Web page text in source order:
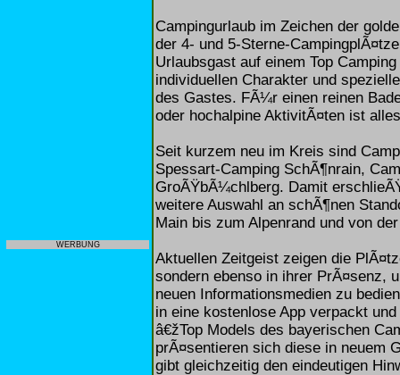
WERBUNG
Campingurlaub im Zeichen der
der 4- und 5-Sterne-
Urlaubsgast auf einem Top
individuellen Charakter und
des Gastes. FÃ¼r einen reinen
oder hochalpine AktivitÃ¤ten ist
Seit kurzem neu im Kreis sind
Spessart-Camping SchÃ¶nrain,
GroÃŸbÃ¼chlberg. Damit
weitere Auswahl an schÃ¶nen
Main bis zum Alpenrand und von
Aktuellen Zeitgeist zeigen die
sondern ebenso in ihrer PrÃ¤senz,
neuen Informationsmedien zu
in eine kostenlose App verpackt
â€žTop Models des bayerischen
prÃ¤sentieren sich diese in neuem
gibt gleichzeitig den eindeutigen